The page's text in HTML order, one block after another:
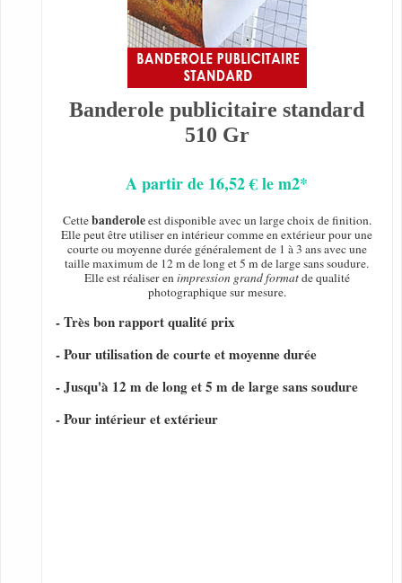
Banderole publicitaire standard
510 Gr
A partir de 16,52 € le m2*
Cettebanderoleest disponible avec un large choix de finition.
Elle peut être utiliser en intérieur comme en extérieur pour une
courte ou moyenne durée généralement de 1 à 3 ans avec une
taille maximum de 12 m de long et 5 m de large sans soudure.
Elle est réaliser enimpression grand formatde qualité
photographique sur mesure.
- Très bon rapport qualité prix
- Pour utilisation de courte et moyenne durée
- Jusqu'à 12 m de long et 5 m de large sans soudure
- Pour intérieur et extérieur